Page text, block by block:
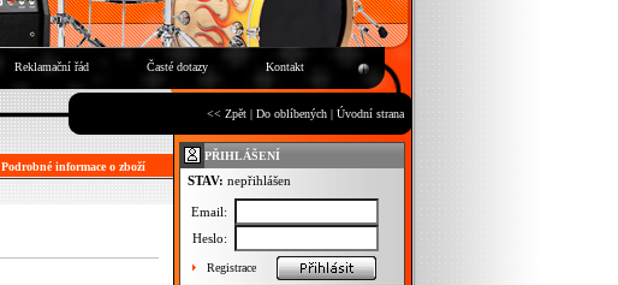
Reklamační řád Časté dotazy Kontakt
<< Zpět | Do oblíbených | Úvodní strana
Podrobné informace o zboží
PŘIHLÁŠENÍ
STAV: nepřihlášen
Email:
Heslo:
Registrace